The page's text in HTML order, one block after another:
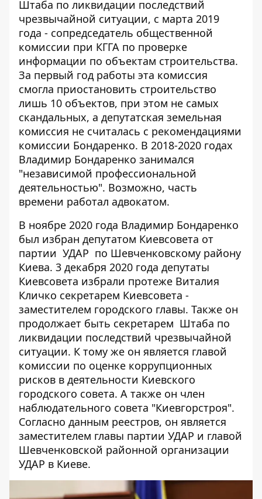
Штаба по ликвидации последствий
чрезвычайной ситуации, с марта 2019
года - сопредседатель общественной
комиссии при КГГА по проверке
информации по объектам строительства.
За первый год работы эта комиссия
смогла приостановить строительство
лишь 10 объектов, при этом не самых
скандальных, а депутатская земельная
комиссия не считалась с рекомендациями
комиссии Бондаренко. В 2018-2020 годах
Владимир Бондаренко занимался
"независимой профессиональной
деятельностью". Возможно, часть
времени работал адвокатом.
В ноябре 2020 года Владимир Бондаренко
был избран депутатом Киевсовета от
партии УДАР по Шевченковскому району
Киева. 3 декабря 2020 года депутаты
Киевсовета избрали протеже Виталия
Кличко секретарем Киевсовета -
заместителем городского главы. Также он
продолжает быть секретарем Штаба по
ликвидации последствий чрезвычайной
ситуации. К тому же он является главой
комиссии по оценке коррупционных
рисков в деятельности Киевского
городского совета. А также он член
наблюдательного совета "Киевгорстроя".
Согласно данным реестров, он является
заместителем главы партии УДАР и главой
Шевченковской районной организации
УДАР в Киеве.